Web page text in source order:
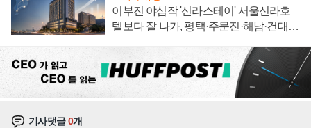
이부진 야심작 '신라스테이' 서울신라호
텔보다 잘 나가, 평택·주문진·해남·건대로
기사댓글0개